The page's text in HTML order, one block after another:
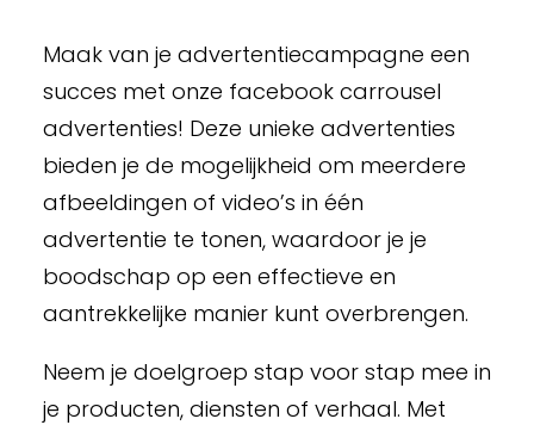
Maak van je advertentiecampagne een
succes met onze facebook carrousel
advertenties! Deze unieke advertenties
bieden je de mogelijkheid om meerdere
afbeeldingen of video’s in één
advertentie te tonen, waardoor je je
boodschap op een effectieve en
aantrekkelijke manier kunt overbrengen.
Neem je doelgroep stap voor stap mee in
je producten, diensten of verhaal. Met